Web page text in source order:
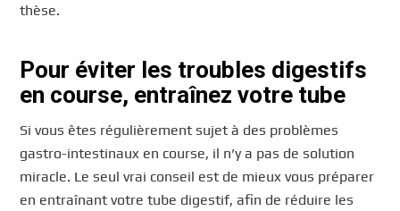
thèse.
Pour éviter les troubles digestifs
en course, entraînez votre tube
Si vous êtes régulièrement sujet à des problèmes
gastro-intestinaux en course, il n’y a pas de solution
miracle. Le seul vrai conseil est de mieux vous préparer
en entraînant votre tube digestif, afin de réduire les